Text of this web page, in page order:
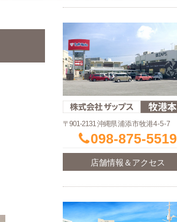
〒901-2131 沖縄県浦添市牧港4-5-7
098-875-5519
店舗情報＆アクセス